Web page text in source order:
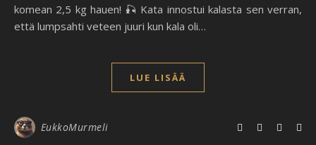
komean 2,5 kg hauen! 🎣 Kata innostui kalasta sen verran,
että lumpsahti veteen juuri kun kala oli…
LUE LISÄÄ
EukkoMurmeli